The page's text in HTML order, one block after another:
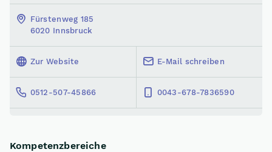
Fürstenweg 185
6020 Innsbruck
Zur Website E-Mail schreiben
0512-507-45866 0043-678-7836590
Kompetenzbereiche